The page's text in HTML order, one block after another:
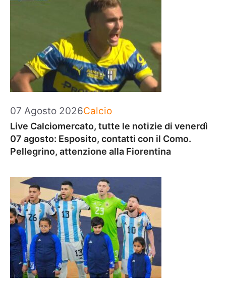
07 Agosto 2026Categorie
Calcio
Live Calciomercato, tutte le notizie di venerdì
07 agosto: Esposito, contatti con il Como.
Pellegrino, attenzione alla Fiorentina